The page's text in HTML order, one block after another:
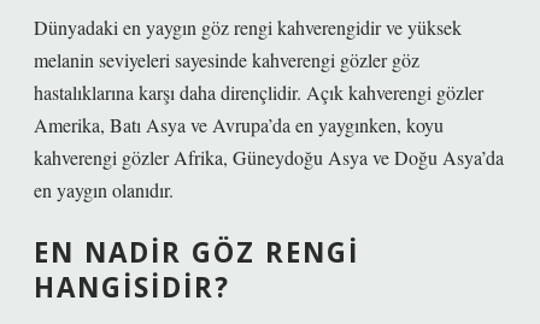
Dünyadaki en yaygın göz rengi kahverengidir ve yüksek
melanin seviyeleri sayesinde kahverengi gözler göz
hastalıklarına karşı daha dirençlidir. Açık kahverengi gözler
Amerika, Batı Asya ve Avrupa’da en yaygınken, koyu
kahverengi gözler Afrika, Güneydoğu Asya ve Doğu Asya’da
en yaygın olanıdır.
EN NADIR GÖZ RENGI
HANGISIDIR?